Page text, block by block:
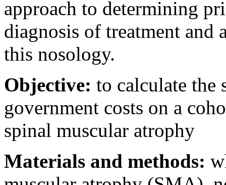
approach to determining
diagnosis of treatment and
this nosology.
Objective: to calculate the
government costs on a
spinal muscular atrophy
Materials and methods: